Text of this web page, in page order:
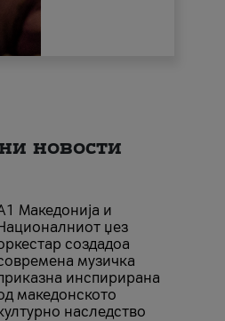
новости
Македонија и
џез
создадоа
музичка
инспирирана
македонското
наследство